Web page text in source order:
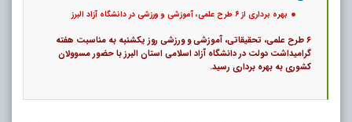
بهره برداری از ۶ طرح علمی، آموزشی و ورزشی در دانشگاه آزاد البرز
۶ طرح علمی، تحقیقاتی، آموزشی و ورزشی روز یکشنبه به مناسبت هفته
گرامیداشت دولت در دانشگاه آزاد اسلامی استان البرز با حضور مسوولان
کشوری به بهره برداری رسید.